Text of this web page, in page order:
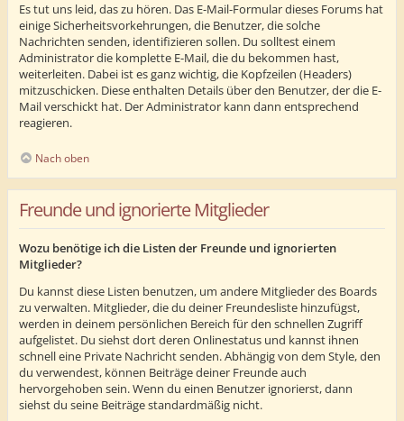
Es tut uns leid, das zu hören. Das E-Mail-Formular dieses Forums hat
einige Sicherheitsvorkehrungen, die Benutzer, die solche
Nachrichten senden, identifizieren sollen. Du solltest einem
Administrator die komplette E-Mail, die du bekommen hast,
weiterleiten. Dabei ist es ganz wichtig, die Kopfzeilen (Headers)
mitzuschicken. Diese enthalten Details über den Benutzer, der die E-
Mail verschickt hat. Der Administrator kann dann entsprechend
reagieren.
Nach oben
Freunde und ignorierte Mitglieder
Wozu benötige ich die Listen der Freunde und ignorierten
Mitglieder?
Du kannst diese Listen benutzen, um andere Mitglieder des Boards
zu verwalten. Mitglieder, die du deiner Freundesliste hinzufügst,
werden in deinem persönlichen Bereich für den schnellen Zugriff
aufgelistet. Du siehst dort deren Onlinestatus und kannst ihnen
schnell eine Private Nachricht senden. Abhängig von dem Style, den
du verwendest, können Beiträge deiner Freunde auch
hervorgehoben sein. Wenn du einen Benutzer ignorierst, dann
siehst du seine Beiträge standardmäßig nicht.